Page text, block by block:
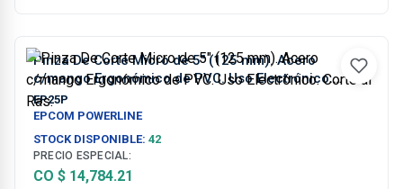
Pinza De Corte Micro de 5" (125 mm). Acero
c/mango Ergonómico de PVC. Uso Electrónico.
Corte al Ras.
EP25P
EPCOM POWERLINE
STOCK DISPONIBLE: 42
PRECIO ESPECIAL:
CO $ 14,784.21